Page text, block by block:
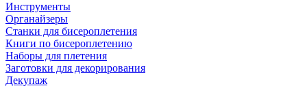
Инструменты
Органайзеры
Станки для бисероплетения
Книги по бисероплетению
Наборы для плетения
Заготовки для декорирования
Декупаж